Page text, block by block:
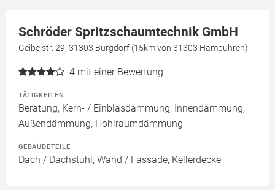
Schröder Spritzschaumtechnik GmbH
Geibelstr. 29, 31303 Burgdorf (15km von 31303 Hambühren)
4 mit einer Bewertung
TÄTIGKEITEN
Beratung, Kern- / Einblasdämmung, Innendämmung,
Außendämmung, Hohlraumdämmung
GEBÄUDETEILE
Dach / Dachstuhl, Wand / Fassade, Kellerdecke